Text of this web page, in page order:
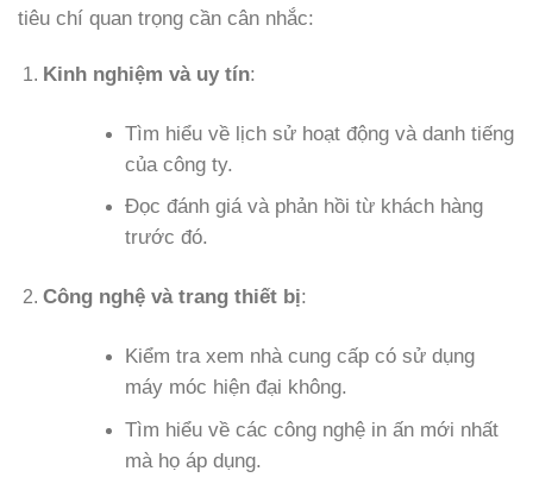
tiêu chí quan trọng cần cân nhắc:
Kinh nghiệm và uy tín:
Tìm hiểu về lịch sử hoạt động và danh tiếng
của công ty.
Đọc đánh giá và phản hồi từ khách hàng
trước đó.
Công nghệ và trang thiết bị:
Kiểm tra xem nhà cung cấp có sử dụng
máy móc hiện đại không.
Tìm hiểu về các công nghệ in ấn mới nhất
mà họ áp dụng.